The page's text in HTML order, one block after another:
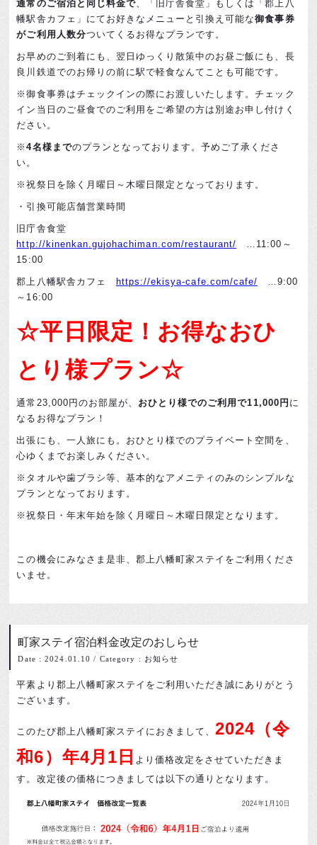
通常のご宿泊と同じ料金で、「旧庁舎食堂」もしくは「郡上八
幡駅舎カフェ」にてお好きなメニューと引換え可能な御食事券
がご利用人数分ついてくるお得なプランです。
お早めのご到着にも、翌日ゆっくり散策中のお昼ご飯にも、長
良川鉄道でのお帰りの前に駅で軽食なんてことも可能です。
※御食事券はチェックインの際にお渡しいたします。チェック
イン当日のご昼食でのご利用をご希望の方は別途お申し付けく
ださい。
※4名様までのプランとなっております。予めご了承くださ
い。
※祝祭日を除く月曜日～木曜日限定となっております。
・引換可能店舗営業時間
旧庁舎食堂
http://kinenkan.gujohachiman.com/restaurant/ … 11:00 ～
15:00
郡上八幡駅舎カフェ https://ekisya-cafe.com/cafe/ …9:00
～ 16:00
☆平日限定！お得なおひ
とり様プラン☆
通常23,000円のお部屋が、 おひとり様でのご利用で11,000円 に
なるお得なプラン！
出張にも、一人旅にも。おひとり様でのプライベート空間を、
心ゆくまでお楽しみください。
※タオルや歯ブラシ等、基本的なアメニティのみのシンプルな
プランとなっております。
※祝祭日・年末年始を除く月曜日～木曜日限定となります。
この機会にみなさま是非、郡上八幡町家ステイをご利用くださ
いませ。
町家ステイ宿泊料金改定のおしらせ
Date : 2024.01.10 / Category : お知らせ
平素より郡上八幡町家ステイをご利用いただき誠にありがとう
ございます。
このたび郡上八幡町家ステイにおきまして、2024（令
和6）年4月1日 より価格改定をさせていただきま
す。改定後の価格につきましては以下の通りとなります。